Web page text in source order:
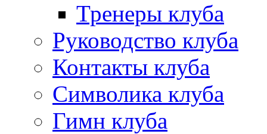
Тренеры клуба
Руководство клуба
Контакты клуба
Символика клуба
Гимн клуба